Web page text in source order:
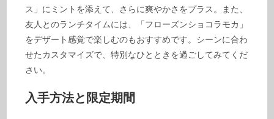
ス」にミントを添えて、さらに爽やかさをプラス。また、
友人とのランチタイムには、「フローズンショコラモカ」
をデザート感覚で楽しむのもおすすめです。シーンに合わ
せたカスタマイズで、特別なひとときを過ごしてみてくだ
さい。
入手方法と限定期間